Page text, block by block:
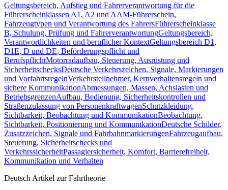
Geltungsbereich, Aufstieg und Fahrerverantwortung für die
Führerscheinklassen A1, A2 und AAM-Führerschein,
Fahrzeugtypen und Verantwortung des FahrersFührerscheinklasse
B, Schulung, Prüfung und FahrerverantwortungGeltungsbereich,
Verantwortlichkeiten und beruflicher KontextGeltungsbereich D1,
D1E, D und DE, Beförderungspflicht und
BerufspflichtMotorradaufbau, Steuerung, Ausrüstung und
SicherheitschecksDeutsche Verkehrszeichen, Signale, Markierungen
und VorfahrtsregelnVerkehrsteilnehmer, Kernverhaltensregeln und
sichere KommunikationAbmessungen, Massen, Achslasten und
BetriebsgrenzenAufbau, Bedienung, Sicherheitskontrollen und
Straßenzulassung von PersonenkraftwagenSchutzkleidung,
Sichtbarkeit, Beobachtung und KommunikationBeobachtung,
Sichtbarkeit, Positionierung und KommunikationDeutsche Schilder,
Zusatzzeichen, Signale und FahrbahnmarkierungenFahrzeugaufbau,
Steuerung, Sicherheitschecks und
VerkehrssicherheitPassagiersicherheit, Komfort, Barrierefreiheit,
Kommunikation und Verhalten
Deutsch Artikel zur Fahrtheorie